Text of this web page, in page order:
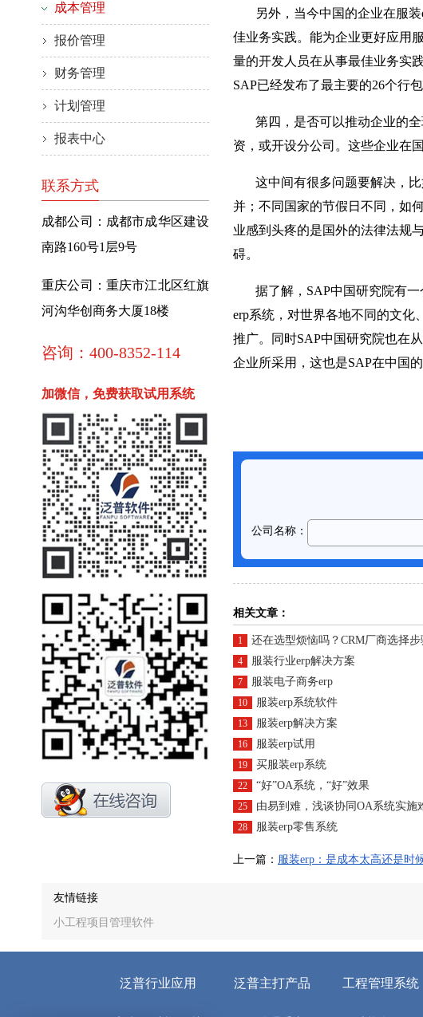
另外，当今中国的企业在服装
佳业务实践。能为企业更好应用
量的开发人员在从事最佳业务实
SAP已经发布了最主要的26个行
第四，是否可以推动企业的全
资，或开设分公司。这些企业在
这中间有很多问题要解决，比
并；不同国家的节假日不同，如
业感到头疼的是国外的法律法规
碍。
据了解，SAP中国研究院有一
erp系统，对世界各地不同的文化
推广。同时SAP中国研究院也在
企业所采用，这也是SAP在中国
相关文章：
1 还在选型烦恼吗？CRM厂商选择
4 服装行业erp解决方案
7 服装电子商务erp
10 服装erp系统软件
13 服装erp解决方案
16 服装erp试用
19 买服装erp系统
22 “好”OA系统，“好”效果
25 由易到难，浅谈协同OA系统实施
28 服装erp零售系统
上一篇： 服装erp：是成本太高还是时
成本管理
报价管理
财务管理
计划管理
报表中心
联系方式
成都公司：成都市成华区建设
南路160号1层9号
重庆公司：重庆市江北区红旗
河沟华创商务大厦18楼
咨询：400-8352-114
加微信，免费获取试用系统
友情链接
小工程项目管理软件
泛普行业应用 泛普主打产品 工程管理系统